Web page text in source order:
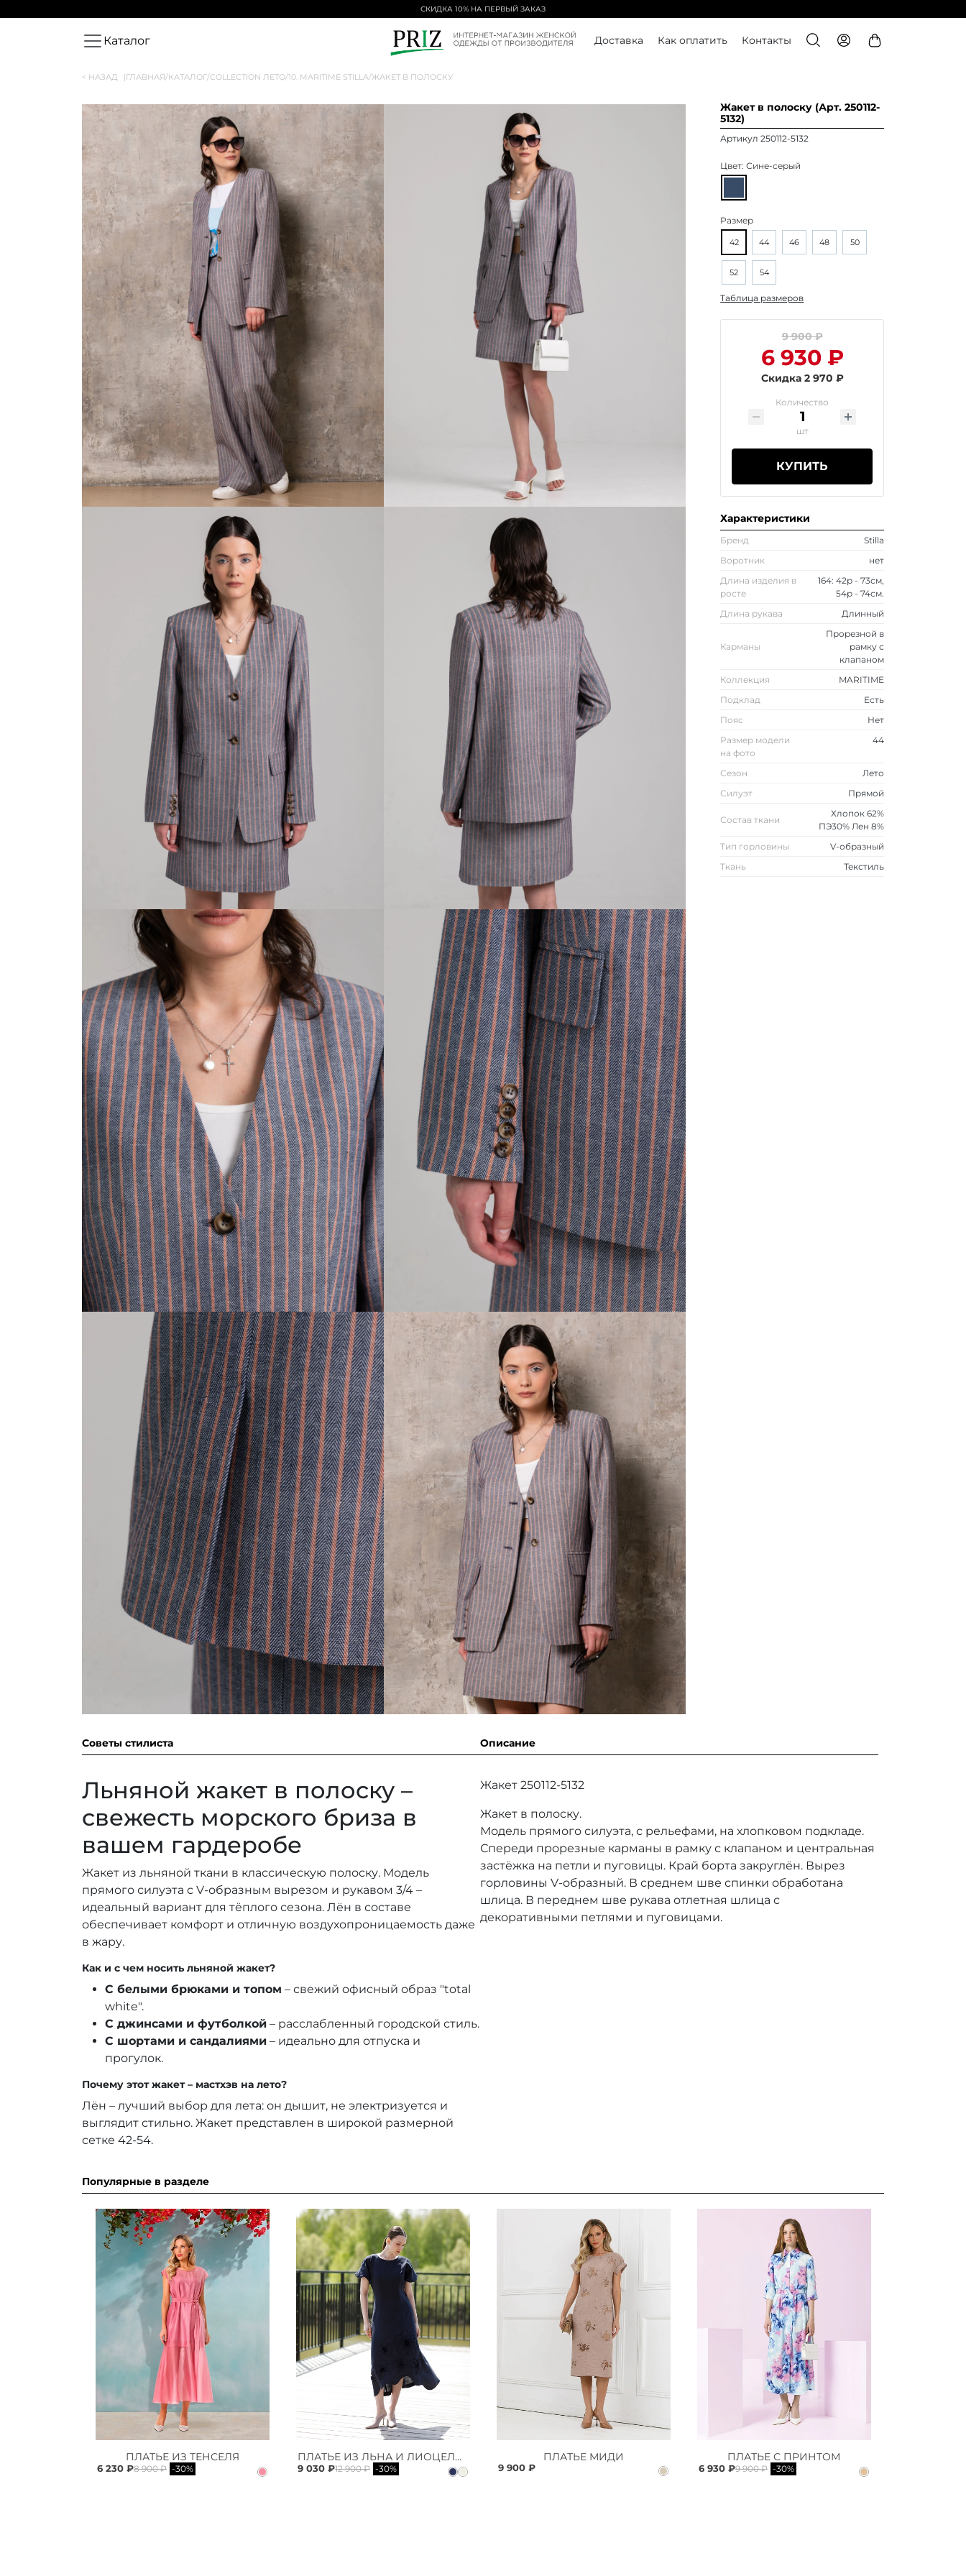
СКИДКА 10% НА ПЕРВЫЙ ЗАКАЗ
Каталог Доставка Как оплатить Контакты
< НАЗАД |ГЛАВНАЯ/КАТАЛОГ/COLLECTION ЛЕТО/10. MARITIME STILLA/ЖАКЕТ В ПОЛОСКУ
Жакет в полоску (Арт. 250112-
5132)
Артикул 250112-5132
Цвет:Сине-серый
Размер
42 44 46 48 50
52 54
Таблица размеров
9 900 ₽
6 930 ₽
Скидка 2 970 ₽
Количество
шт
КУПИТЬ
Характеристики
Бренд
Stilla
Воротник
нет
Длина изделия в
росте
164: 42р - 73см,
54р - 74см.
Длина рукава
Длинный
Карманы
Прорезной в
рамку с
клапаном
Коллекция
MARITIME
Подклад
Есть
Пояс
Нет
Размер модели
на фото
44
Сезон
Лето
Силуэт
Прямой
Состав ткани
Хлопок 62%
ПЭ30% Лен 8%
Тип горловины
V-образный
Ткань
Текстиль
Советы стилиста
Льняной жакет в полоску –
свежесть морского бриза в
вашем гардеробе
Жакет из льняной ткани в классическую полоску. Модель
прямого силуэта с V-образным вырезом и рукавом 3/4 –
идеальный вариант для тёплого сезона. Лён в составе
обеспечивает комфорт и отличную воздухопроницаемость даже
в жару.
Как и с чем носить льняной жакет?
С белыми брюками и топом – свежий офисный образ "total
white".
С джинсами и футболкой – расслабленный городской стиль.
С шортами и сандалиями – идеально для отпуска и
прогулок.
Почему этот жакет – мастхэв на лето?
Лён – лучший выбор для лета: он дышит, не электризуется и
выглядит стильно. Жакет представлен в широкой размерной
сетке 42-54.
Описание
Жакет 250112-5132
Жакет в полоску.
Модель прямого силуэта, с рельефами, на хлопковом подкладе.
Спереди прорезные карманы в рамку с клапаном и центральная
застёжка на петли и пуговицы. Край борта закруглён. Вырез
горловины V-образный. В среднем шве спинки обработана
шлица. В переднем шве рукава отлетная шлица с
декоративными петлями и пуговицами.
Популярные в разделе
ПЛАТЬЕ ИЗ ТЕНСЕЛЯ
6 230 ₽8 900 ₽ -30%
ПЛАТЬЕ ИЗ ЛЬНА И ЛИОЦЕЛЛА
9 030 ₽12 900 ₽ -30%
ПЛАТЬЕ МИДИ
9 900 ₽
ПЛАТЬЕ С ПРИНТОМ
6 930 ₽9 900 ₽ -30%